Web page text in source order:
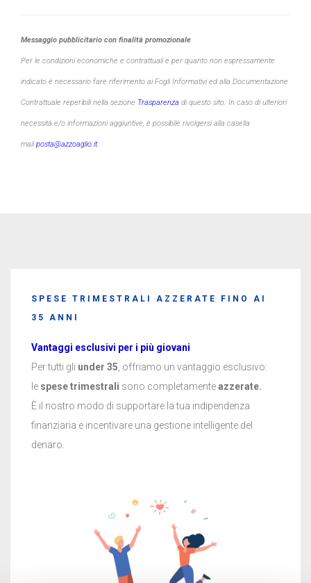
Messaggio pubblicitario con finalità promozionale
Per le condizioni economiche e contrattuali e per quanto non espressamente
indicato è necessario fare riferimento ai Fogli Informativi ed alla Documentazione
Contrattuale reperibili nella sezione Trasparenza di questo sito. In caso di ulteriori
necessità e/o informazioni aggiuntive, è possibile rivolgersi alla casella
mailposta@azzoaglio.it.
SPESE TRIMESTRALI AZZERATE FINO AI
35 ANNI
Vantaggi esclusivi per i più giovani
Per tutti gli under 35 , offriamo un vantaggio esclusivo:
le spese trimestrali sono completamenteazzerate.
È il nostro modo di supportare la tua indipendenza
finanziaria e incentivare una gestione intelligente del
denaro.